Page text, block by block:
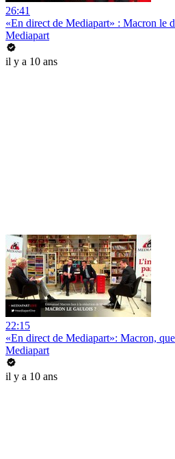
26:41
«En direct de Mediapart» : Macron le
Mediapart
il y a 10 ans
22:15
«En direct de Mediapart»: Macron,
Mediapart
il y a 10 ans